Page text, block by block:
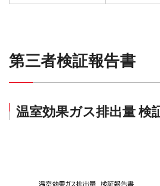
第三者検証報告書
温室効果ガス排出量 検